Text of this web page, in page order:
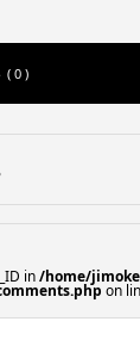
( 0 )
in/home/
on